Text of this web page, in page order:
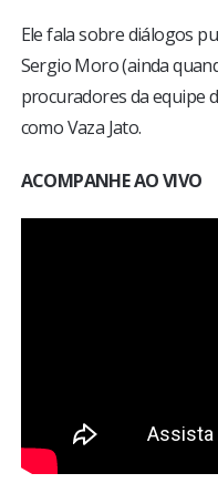
Ele fala sobre diálogos
Sergio Moro (ainda
procuradores da equipe
como Vaza Jato.
ACOMPANHE AO VIVO